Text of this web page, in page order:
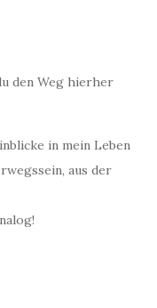
den Weg hierher
in mein Leben
aus der